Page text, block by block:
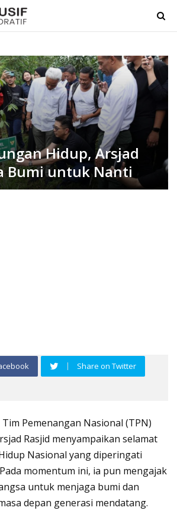
Hidup, Arsjad
Bumi untuk Nanti
Share on Twitter
Tim Pemenangan Nasional (TPN)
Rasjid menyampaikan selamat
Nasional yang diperingati
momentum ini, ia pun mengajak
untuk menjaga bumi dan
depan generasi mendatang.